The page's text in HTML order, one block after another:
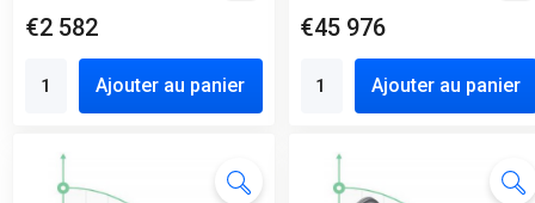
€2 582
Ajouter au panier
€45 976
Ajouter au panier